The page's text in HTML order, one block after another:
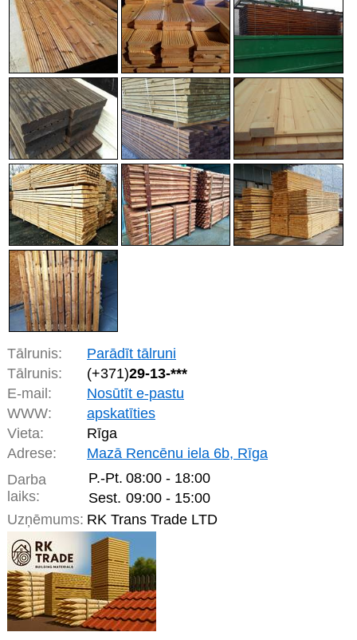
Tālrunis:
Parādīt tālruni
Tālrunis:
(+371)29-13-***
E-mail:
Nosūtīt e-pastu
WWW:
apskatīties
Vieta:
Rīga
Adrese:
Mazā Rencēnu iela 6b, Rīga
Darba
laiks:
P.-Pt. 08:00 - 18:00
Sest. 09:00 - 15:00
Uzņēmums: RK Trans Trade LTD